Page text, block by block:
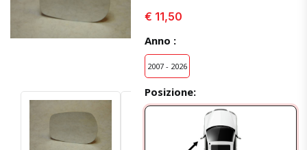
€ 11,50
Anno :
2007 - 2026
Posizione: